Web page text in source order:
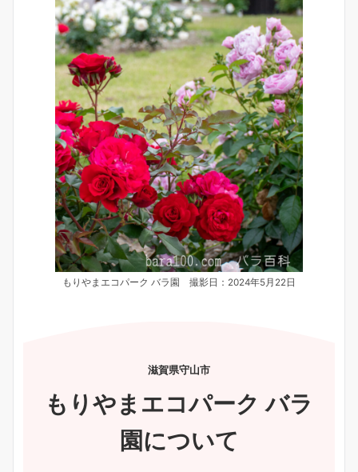
もりやまエコパーク バラ園 撮影日：2024年5月22日
滋賀県守山市
もりやまエコパーク バラ
園について